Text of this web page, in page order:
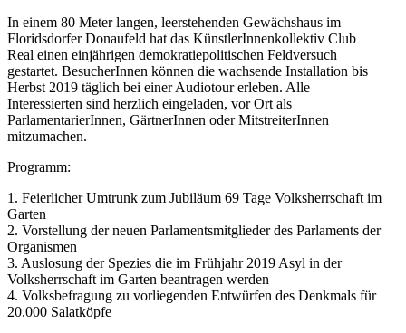
In einem 80 Meter langen, leerstehenden Gewächshaus im
Floridsdorfer Donaufeld hat das KünstlerInnenkollektiv Club
Real einen einjährigen demokratiepolitischen Feldversuch
gestartet. BesucherInnen können die wachsende Installation bis
Herbst 2019 täglich bei einer Audiotour erleben. Alle
Interessierten sind herzlich eingeladen, vor Ort als
ParlamentarierInnen, GärtnerInnen oder MitstreiterInnen
mitzumachen.
Programm:
1. Feierlicher Umtrunk zum Jubiläum 69 Tage Volksherrschaft im
Garten
2. Vorstellung der neuen Parlamentsmitglieder des Parlaments der
Organismen
3. Auslosung der Spezies die im Frühjahr 2019 Asyl in der
Volksherrschaft im Garten beantragen werden
4. Volksbefragung zu vorliegenden Entwürfen des Denkmals für
20.000 Salatköpfe